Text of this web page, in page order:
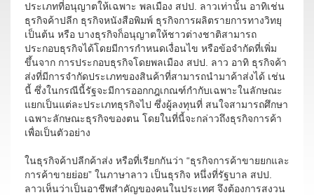
ประเภทที่อนุญาตให้เฉพาะ พลเมือง สปป. ลาวเท่านั้น อาทิเช่น
ธุรกิจค้าปลีก ธุรกิจหนังสือพิมพ์ ธุรกิจการผลิตรายการทางวิทยุ
เป็นต้น หรือ บางธุรกิจก็อนุญาตให้ชาวต่างชาติสามารถ
ประกอบธุรกิจได้โดยมีการกำหนดเงื่อนไข หรือข้อจำกัดที่เพิ่ม
ขึ้นจาก การประกอบธุรกิจโดยพลเมือง สปป. ลาว อาทิ ธุรกิจค้า
ส่งที่มีการจำกัดประเภทของสินค้าที่สามารถนำมาค้าส่งได้ เช่น
นี้ ซึ่งในกรณีนี้รัฐจะมีการออกกฎเกณฑ์กำกับเฉพาะในลักษณะ
แยกเป็นแต่ละประเภทธุรกิจไป ซึ่งผู้ลงทุนที่ สนใจสามารถศึกษา
เฉพาะลักษณะธุรกิจของตน โดยในที่นี้จะกล่าวถึงธุรกิจการค้า
เพื่อเป็นตัวอย่าง
ในธุรกิจค้าปลีกค้าส่ง หรือที่เรียกกันว่า “ธุรกิจการค้าขายยกและ
การค้าขายย่อย” ในภาษาลาว เป็นธุรกิจ หนึ่งที่รัฐบาล สปป.
ลาวเห็นว่าเป็นอาชีพสำคัญของคนในประเทศ จึงต้องการสงวน